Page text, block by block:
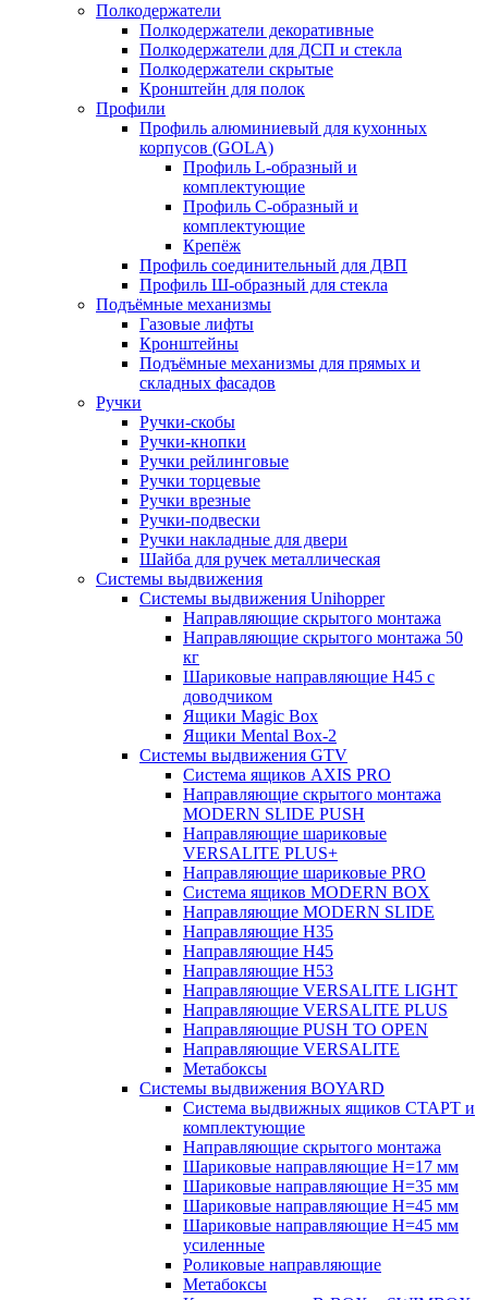
Полкодержатели
Полкодержатели декоративные
Полкодержатели для ДСП и стекла
Полкодержатели скрытые
Кронштейн для полок
Профили
Профиль алюминиевый для кухонных
корпусов (GOLA)
Профиль L-образный и
комплектующие
Профиль C-образный и
комплектующие
Крепёж
Профиль соединительный для ДВП
Профиль Ш-образный для стекла
Подъёмные механизмы
Газовые лифты
Кронштейны
Подъёмные механизмы для прямых и
складных фасадов
Ручки
Ручки-скобы
Ручки-кнопки
Ручки рейлинговые
Ручки торцевые
Ручки врезные
Ручки-подвески
Ручки накладные для двери
Шайба для ручек металлическая
Системы выдвижения
Системы выдвижения Unihopper
Направляющие скрытого монтажа
Направляющие скрытого монтажа 50
кг
Шариковые направляющие H45 с
доводчиком
Ящики Magic Box
Ящики Mental Box-2
Системы выдвижения GTV
Система ящиков AXIS PRO
Направляющие скрытого монтажа
MODERN SLIDE PUSH
Направляющие шариковые
VERSALITE PLUS+
Направляющие шариковые PRO
Система ящиков MODERN BOX
Направляющие MODERN SLIDE
Направляющие H35
Направляющие H45
Направляющие H53
Направляющие VERSALITE LIGHT
Направляющие VERSALITE PLUS
Направляющие PUSH TO OPEN
Направляющие VERSALITE
Метабоксы
Системы выдвижения BOYARD
Система выдвижных ящиков СТАРТ и
комплектующие
Направляющие скрытого монтажа
Шариковые направляющие H=17 мм
Шариковые направляющие H=35 мм
Шариковые направляющие H=45 мм
Шариковые направляющие H=45 мм
усиленные
Роликовые направляющие
Метабоксы